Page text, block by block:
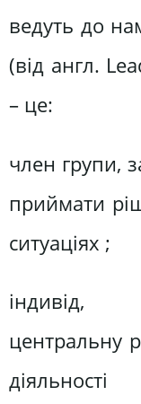
ведуть до
(від англ.
– це:
член групи,
приймати
ситуаціях ;
індивід,
центральну